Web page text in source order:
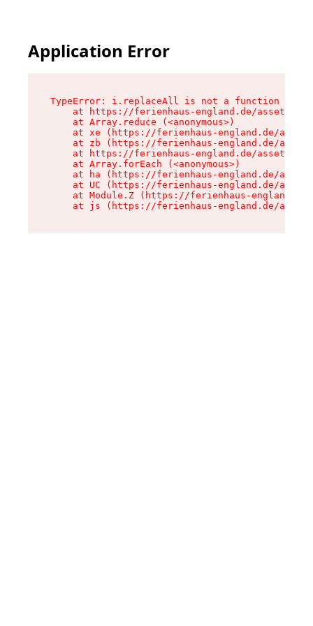
Application Error
TypeError: i.replaceAll is not a function
at https://ferienhaus-england.de/assets/
    at Array.reduce (<anonymous>)
at xe (https://ferienhaus-england.de/
at zb (https://ferienhaus-england.de/
at https://ferienhaus-england.de/assets/
    at Array.forEach (<anonymous>)
at ha (https://ferienhaus-england.de/
at UC (https://ferienhaus-england.de/
at Module.Z (https://ferienhaus-
at js (https://ferienhaus-england.de/